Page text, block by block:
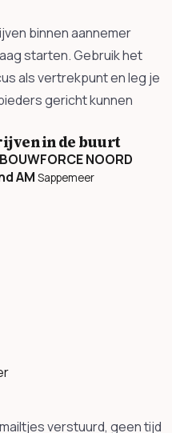
binnen aannemer
starten. Gebruik het
als vertrekpunt en leg je
gericht kunnen
in de buurt
BOUWFORCE NOORD
AM Sappemeer
verstuurd, geen tijd